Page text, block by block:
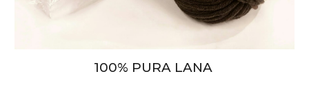
100% PURA LANA